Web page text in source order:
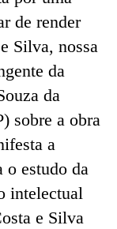
de render
Silva, nossa
da
da
sobre a obra
a
o estudo da
intelectual
e Silva